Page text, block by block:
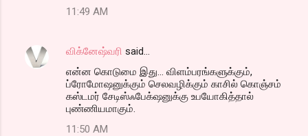
11:49 AM
விக்னேஷ்வரி said…
என்ன கொடுமை இது... விளம்பரங்களுக்கும்,
ப்ரோமோஷனுக்கும் செலவழிக்கும் காசில் கொஞ்சம்
கஸ்டமர் சேடிஸ்ஃபேக்‌ஷனுக்கு உபயோகித்தால்
புண்ணியமாகும்.
11:50 AM